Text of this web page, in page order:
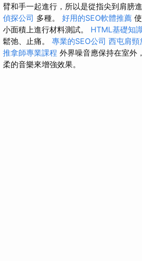
臂和手一起進行，所以是從指尖到肩膀
偵探公司 多種。 好用的SEO軟體推薦
小面積上進行材料測試。 HTML基礎知
鬆弛、止痛。 專業的SEO公司 西屯肩頸
推拿師專業課程 外界噪音應保持在室外
柔的音樂來增強效果。